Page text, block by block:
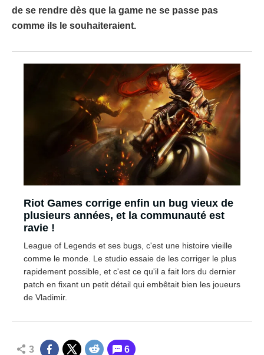
de se rendre dès que la game ne se passe pas
comme ils le souhaiteraient.
Riot Games corrige enfin un bug vieux de
plusieurs années, et la communauté est
ravie !
League of Legends et ses bugs, c'est une histoire vieille
comme le monde. Le studio essaie de les corriger le plus
rapidement possible, et c'est ce qu'il a fait lors du dernier
patch en fixant un petit détail qui embêtait bien les joueurs
de Vladimir.
3 6